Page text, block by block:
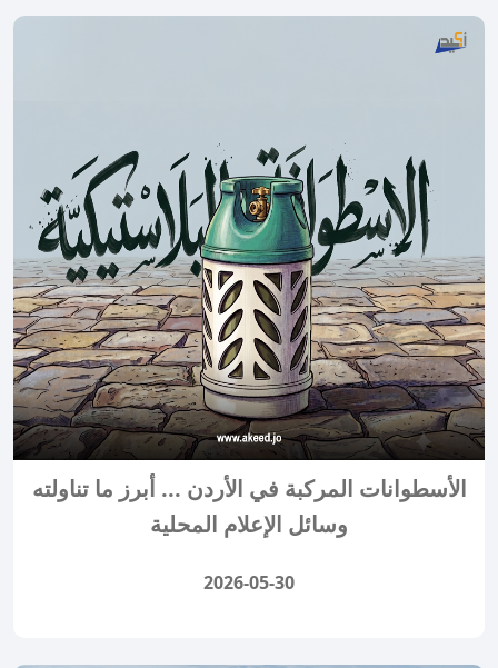
الأسطوانات المركبة في الأردن ... أبرز ما تناولته
وسائل الإعلام المحلية
2026-05-30